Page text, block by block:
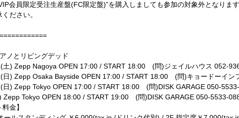
会員限定受注生産盤(FC限定盤)”を購入しましても参加の対象外となります
ださい。
ノとリビングデッド
) Zepp Nagoya OPEN 17:00 / START 18:00 (問)ジェイルハウス 052-
) Zepp Osaka Bayside OPEN 17:00 / START 18:00 (問)キョードーイン
) Zepp Tokyo OPEN 17:00 / START 18:00 (問)DISK GARAGE 050-
Zepp Tokyo OPEN 18:00 / START 19:00 (問)DISK GARAGE 050-5533-
金】